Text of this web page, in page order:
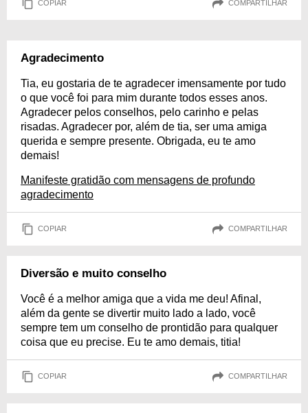
COPIAR COMPARTILHAR
Agradecimento
Tia, eu gostaria de te agradecer imensamente por tudo
o que você foi para mim durante todos esses anos.
Agradecer pelos conselhos, pelo carinho e pelas
risadas. Agradecer por, além de tia, ser uma amiga
querida e sempre presente. Obrigada, eu te amo
demais!
Manifeste gratidão com mensagens de profundo
agradecimento
COPIAR COMPARTILHAR
Diversão e muito conselho
Você é a melhor amiga que a vida me deu! Afinal,
além da gente se divertir muito lado a lado, você
sempre tem um conselho de prontidão para qualquer
coisa que eu precise. Eu te amo demais, titia!
COPIAR COMPARTILHAR